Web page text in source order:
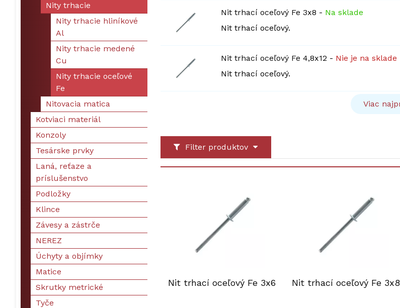
Nit trhací oceľový Fe 3x8 - Na sklade
Nit trhací oceľový.
Nit trhací oceľový Fe 4,8x12 - Nie je na sklade
Nit trhací oceľový.
Viac
Filter produktov
Nit trhací oceľový Fe 3x6 Nit trhací oceľový Fe 3x8
Nity trhacie
Nity trhacie hliníkové
Al
Nity trhacie medené
Cu
Nity trhacie oceľové
Fe
Nitovacia matica
Kotviaci materiál
Konzoly
Tesárske prvky
Laná, reťaze a
príslušenstvo
Podložky
Klince
Závesy a zástrče
NEREZ
Úchyty a objímky
Matice
Skrutky metrické
Tyče